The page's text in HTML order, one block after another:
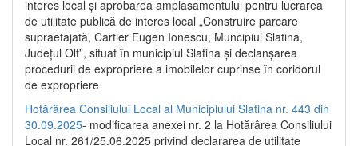
interes local și aprobarea amplasamentului pentru lucrarea
de utilitate publică de interes local „Construire parcare
supraetajată, Cartier Eugen Ionescu, Muncipiul Slatina,
Județul Olt”, situat în municipiul Slatina și declanșarea
procedurii de expropriere a imobilelor cuprinse în coridorul
de expropriere
Hotărârea Consiliului Local al Municipiului Slatina nr. 443 din
30.09.2025- modificarea anexei nr. 2 la Hotărârea Consiliului
Local nr. 261/25.06.2025 privind declararea de utilitate